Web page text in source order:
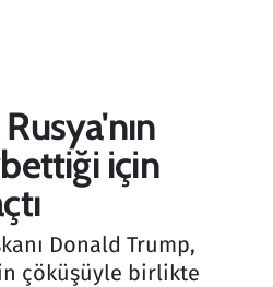
için
Donald Trump,
çöküşüyle birlikte